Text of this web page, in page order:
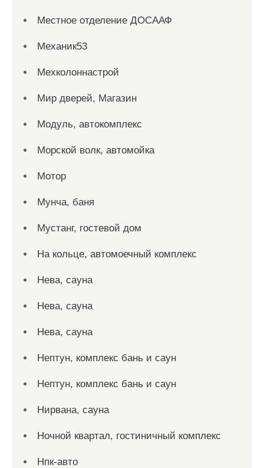
Местное отделение ДОСААФ
Механик53
Мехколоннастрой
Мир дверей, Магазин
Модуль, автокомплекс
Морской волк, автомойка
Мотор
Мунча, баня
Мустанг, гостевой дом
На кольце, автомоечный комплекс
Нева, сауна
Нева, сауна
Нева, сауна
Нептун, комплекс бань и саун
Нептун, комплекс бань и саун
Нирвана, сауна
Ночной квартал, гостиничный комплекс
Нпк-авто